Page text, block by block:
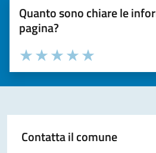
Quanto sono chiare le
pagina?
Valuta la chiarezza delle informazioni
Seleziona il numero di stelle per
Valuta 5 stelle su
Valuta 4 stelle su 5
Valuta 3 stelle su 5
Valuta 2 stelle su 5
Valuta 1 stelle su 5
Contatta il comune